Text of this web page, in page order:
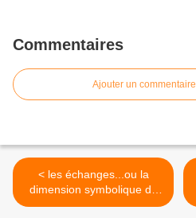
Commentaires
Ajouter un commentaire
< les échanges...ou la
dimension symbolique de
l'homme...